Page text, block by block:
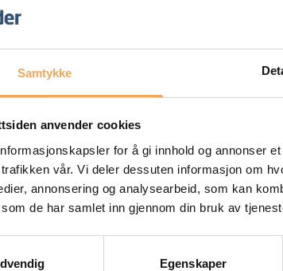
Samtykke
anvender cookies
for å gi innhold og annonser
vår. Vi deler dessuten informasjon om
annonsering og analysearbeid, som kan
de har samlet inn gjennom din bruk av
Egenskaper
støtte og mer
utvikling for å styrke støtte
ytterligere.